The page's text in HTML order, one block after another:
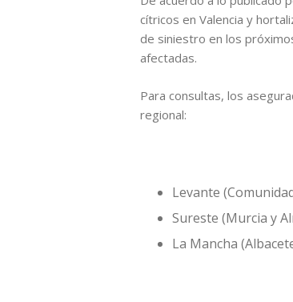
cítricos en Valencia y
de siniestro en los
afectadas.
Para consultas, los
regional:
Levante
Sureste (Murcia y
La Mancha